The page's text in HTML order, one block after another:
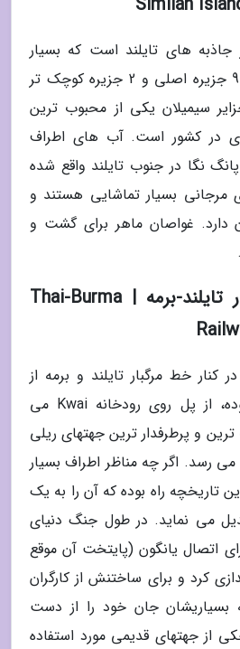
جاذبه های تایلند است که بسیار
تماشایی بوده و دارای 9 جزیره اصلی و 2 جزیره کوچک تر
سیمیلان یکی از محبوب ترین
در کشور است. آب های اطراف
نگا در جنوب تایلند واقع شده
مرجانی بسیار تماشایی هستند و
دارد. غواصان ماهر برای گشت و
راه آهن مرگ قطار تایلند-برمه | Thai-Burma
کنار خط مرگبار تایلند و برمه از
کانچانابوری حرکت نموده، از پل روی رودخانه Kwai می
و پرطرفدار ترین جهتهای ریلی
تایلند به نام Nam Tok می رسد. اگر چه مناظر اطراف بسیار
راه بوده که آن را به یک
می نماید. در طول جنگ دنیای
اتصال یانگون (پایتخت آن موقع
کرد و برای ساختنش از کارگران
بسیاریشان جان خود را از دست
از جهتهای قدیمی مورد استفاده